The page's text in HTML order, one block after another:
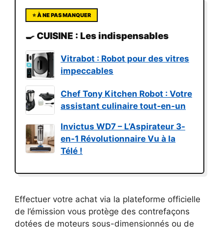
⭐ À NE PAS MANQUER
🍳 CUISINE : Les indispensables
Vitrabot : Robot pour des vitres
impeccables
Chef Tony Kitchen Robot : Votre
assistant culinaire tout-en-un
Invictus WD7 – L’Aspirateur 3-
en-1 Révolutionnaire Vu à la
Télé !
Effectuer votre achat via la plateforme officielle
de l’émission vous protège des contrefaçons
dotées de moteurs sous-dimensionnés ou de